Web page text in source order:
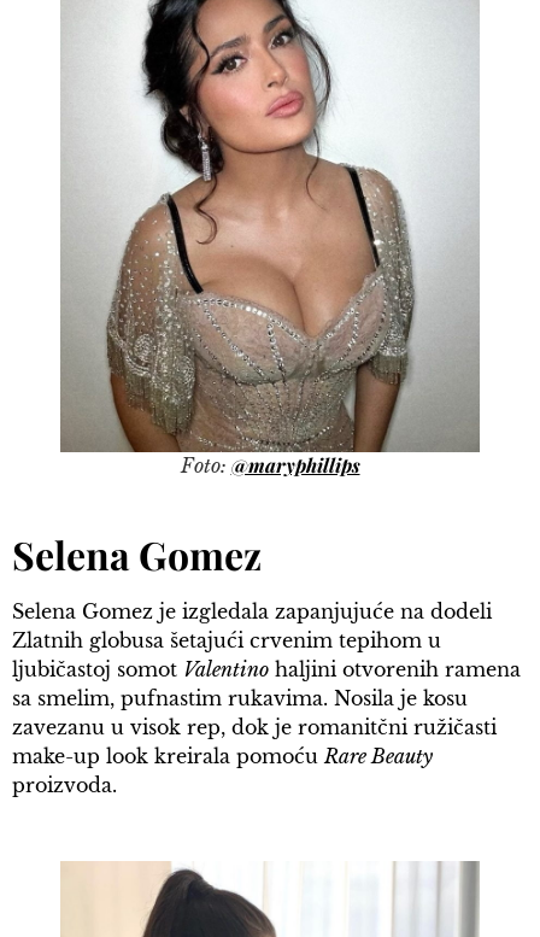
Foto: @maryphillips
Selena Gomez
Selena Gomez je izgledala zapanjujuće na dodeli
Zlatnih globusa šetajući crvenim tepihom u
ljubičastoj somot Valentino haljini otvorenih ramena
sa smelim, pufnastim rukavima. Nosila je kosu
zavezanu u visok rep, dok je romanitčni ružičasti
make-up look kreirala pomoćuRare Beauty
proizvoda.